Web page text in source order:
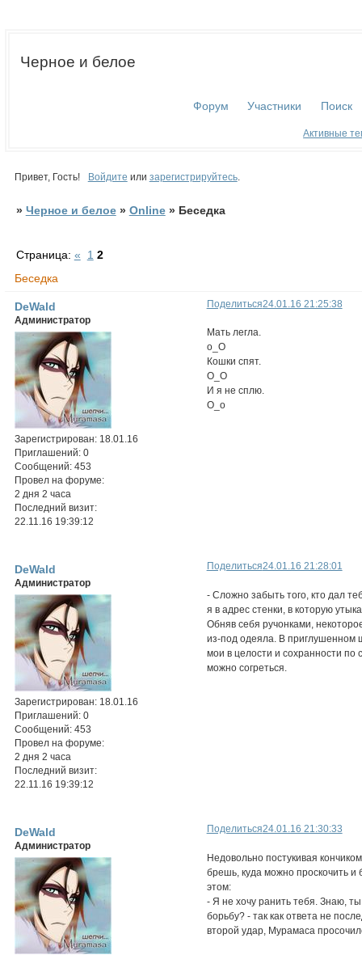
Черное и белое
Форум Участники Поиск
Активные
Привет, Гость! Войдите или зарегистрируйтесь.
» Черное и белое » Online » Беседка
Беседка
Страница: « 1 2
Поделиться24.01.16 21:25:38
DeWald
Администратор
Зарегистрирован: 18.01.16
Приглашений: 0
Сообщений: 453
Провел на форуме:
2 дня 2 часа
Последний визит:
22.11.16 19:39:12
Мать легла.
о_О
Кошки спят.
О_О
И я не сплю.
О_о
Поделиться24.01.16 21:28:01
DeWald
Администратор
Зарегистрирован: 18.01.16
Приглашений: 0
Сообщений: 453
Провел на форуме:
2 дня 2 часа
Последний визит:
22.11.16 19:39:12
- Сложно забыть того, кто дал
я в адрес стенки, в которую
Обняв себя ручонками,
из-под одеяла. В приглушенном
мои в целости и сохранности по
можно согреться.
Поделиться24.01.16 21:30:33
DeWald
Администратор
Недовольно постукивая
брешь, куда можно проскочить и
этом:
- Я не хочу ранить тебя. Знаю,
борьбу? - так как ответа не
второй удар, Мурамаса